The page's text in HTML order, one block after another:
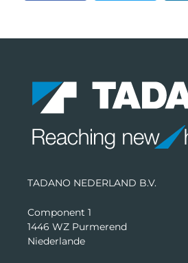
TADANO NEDERLAND B.V.
Component 1
1446 WZ Purmerend
Niederlande